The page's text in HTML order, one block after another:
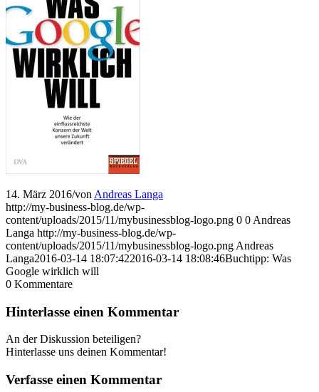
14. März 2016/von Andreas Langa
http://my-business-blog.de/wp-
content/uploads/2015/11/mybusinessblog-logo.png 0 0 Andreas
Langa http://my-business-blog.de/wp-
content/uploads/2015/11/mybusinessblog-logo.png Andreas
Langa2016-03-14 18:07:422016-03-14 18:08:46Buchtipp: Was
Google wirklich will
0 Kommentare
Hinterlasse einen Kommentar
An der Diskussion beteiligen?
Hinterlasse uns deinen Kommentar!
Verfasse einen Kommentar